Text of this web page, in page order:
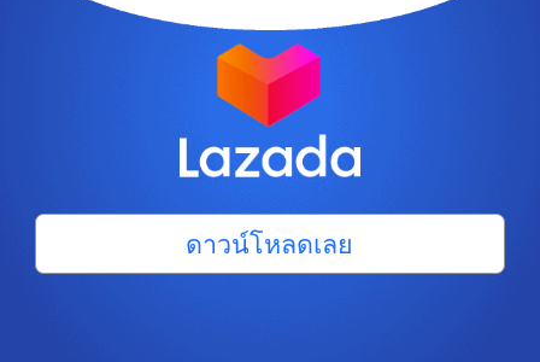
ดาวน์โหลดเลย